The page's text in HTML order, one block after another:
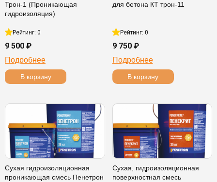
Трон-1 (Проникающая
гидроизоляция)
Рейтинг: 0
9 500 ₽
Подробнее
В корзину
для бетона КТ трон-11
Рейтинг: 0
9 750 ₽
Подробнее
В корзину
Сухая гидроизоляционная
проникающая смесь Пенетрон
Сухая, гидроизоляционная
поверхностная смесь